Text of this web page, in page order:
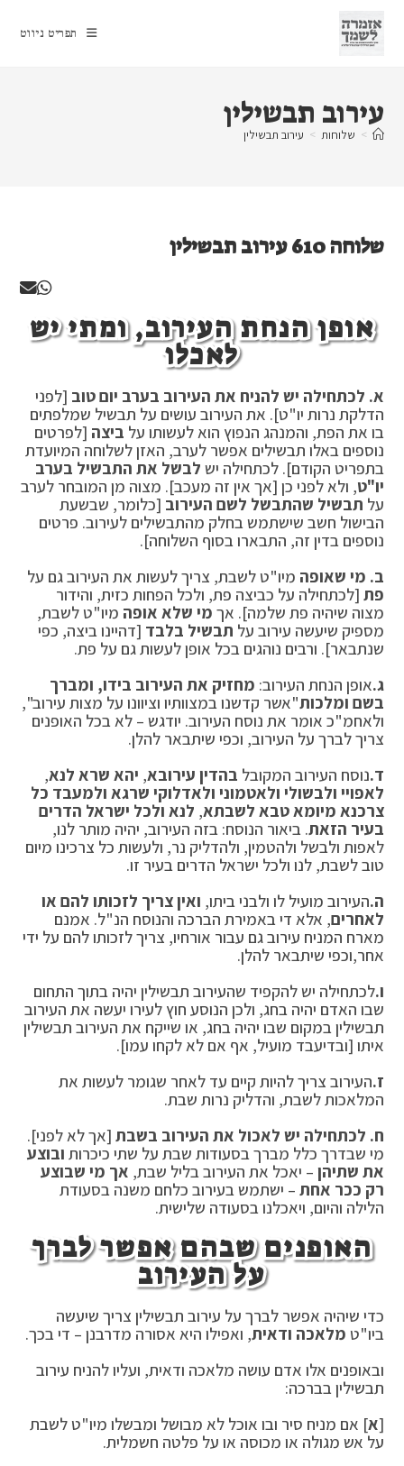
content
תפריט ניווט
עירוב תבשילין
> שלוחות > עירוב תבשילין
שלוחה 610 עירוב תבשילין
אופן הנחת העירוב, ומתי יש
לאכלו
א. לכתחילה יש להניח את העירוב בערב יום טוב [לפני
הדלקת נרות יו"ט]. את העירוב עושים על תבשיל שמלפתים
בו את הפת, והמנהג הנפוץ הוא לעשותו על ביצה [לפרטים
נוספים באלו תבשילים אפשר לערב, האזן לשלוחה המיועדת
בתפריט הקודם]. לכתחילה יש לבשל את התבשיל בערב
יו"ט, ולא לפני כן [אך אין זה מעכב]. מצוה מן המובחר לערב
על תבשיל שהתבשל לשם העירוב [כלומר, שבשעת
הבישול חשב שישתמש בחלק מהתבשילים לעירוב. פרטים
נוספים בדין זה, התבארו בסוף השלוחה].
ב. מי שאופה מיו"ט לשבת, צריך לעשות את העירוב גם על
פת [לכתחילה על כביצה פת, ולכל הפחות כזית, והידור
מצוה שיהיה פת שלמה]. אך מי שלא אופה מיו"ט לשבת,
מספיק שיעשה עירוב על תבשיל בלבד [דהיינו ביצה, כפי
שנתבאר]. ורבים נוהגים בכל אופן לעשות גם על פת.
ג.אופן הנחת העירוב: מחזיק את העירוב בידו, ומברך
בשם ומלכות"אשר קדשנו במצוותיו וציוונו על מצות עירוב",
ולאחמ"כ אומר את נוסח העירוב. יודגש – לא בכל האופנים
צריך לברך על העירוב, וכפי שיתבאר להלן.
ד.נוסח העירוב המקובל בהדין עירובא, יהא שרא לנא,
לאפויי ולבשולי ולאטמוני ולאדלוקי שרגא ולמעבד כל
צרכנא מיומא טבא לשבתא, לנא ולכל ישראל הדרים
בעיר הזאת. ביאור הנוסח: בזה העירוב, יהיה מותר לנו,
לאפות ולבשל ולהטמין, ולהדליק נר, ולעשות כל צרכינו מיום
טוב לשבת, לנו ולכל ישראל הדרים בעיר זו.
ה.העירוב מועיל לו ולבני ביתו, ואין צריך לזכותו להם או
לאחרים, אלא די באמירת הברכה והנוסח הנ"ל. אמנם
מארח המניח עירוב גם עבור אורחיו, צריך לזכותו להם על ידי
אחר,וכפי שיתבאר להלן.
ו.לכתחילה יש להקפיד שהעירוב תבשילין יהיה בתוך התחום
שבו האדם יהיה בחג, ולכן הנוסע חוץ לעירו יעשה את העירוב
תבשילין במקום שבו יהיה בחג, או שייקח את העירוב תבשילין
איתו [ובדיעבד מועיל, אף אם לא לקחו עמו].
ז.העירוב צריך להיות קיים עד לאחר שגומר לעשות את
המלאכות לשבת, והדליק נרות שבת.
ח. לכתחילה יש לאכול את העירוב בשבת [אך לא לפני].
מי שבדרך כלל מברך בסעודות שבת על שתי כיכרות ובוצע
את שתיהן – יאכל את העירוב בליל שבת, אך מי שבוצע
רק ככר אחת – ישתמש בעירוב כלחם משנה בסעודת
הלילה והיום, ויאכלנו בסעודה שלישית.
האופנים שבהם אפשר לברך
על העירוב
כדי שיהיה אפשר לברך על עירוב תבשילין צריך שיעשה
ביו"ט מלאכה ודאית, ואפילו היא אסורה מדרבנן – די בכך.
ובאופנים אלו אדם עושה מלאכה ודאית, ועליו להניח עירוב
תבשילין בברכה:
[א] אם מניח סיר ובו אוכל לא מבושל ומבשלו מיו"ט לשבת
על אש מגולה או מכוסה או על פלטה חשמלית.